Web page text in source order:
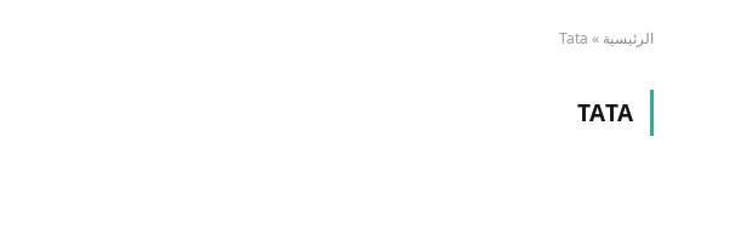
الرئيسية »
Tata
TATA